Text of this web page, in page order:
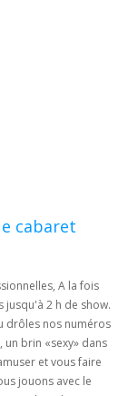
cabaret
A la fois
jusqu'à 2 h de show.
drôles nos numéros
un brin «sexy» dans
et vous faire
jouons avec le